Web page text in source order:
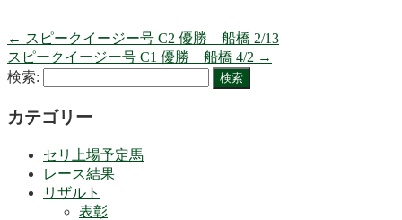
← スピークイージー号 C2 優勝 船橋 2/13
スピークイージー号 C1 優勝 船橋 4/2 →
検索:
カテゴリー
セリ上場予定馬
レース結果
リザルト
表彰